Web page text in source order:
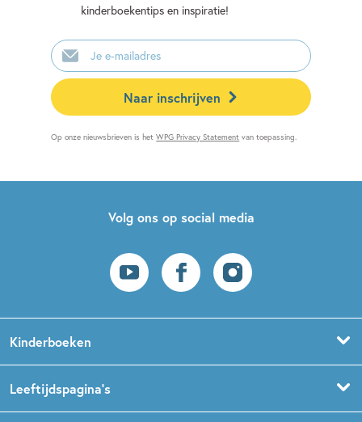
kinderboekentips en inspiratie!
E-
mailadres
Naar inschrijven
Op onze nieuwsbrieven is hetWPG Privacy Statement van toepassing.
Volg ons op social media
Kinderboeken
Prentenboeken
Leeftijdspagina’s